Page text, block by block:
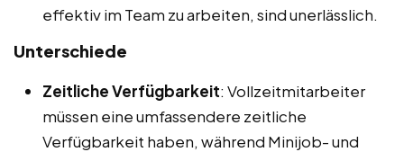
effektiv im Team zu arbeiten, sind unerlässlich.
Unterschiede
Zeitliche Verfügbarkeit: Vollzeitmitarbeiter
müssen eine umfassendere zeitliche
Verfügbarkeit haben, während Minijob- und